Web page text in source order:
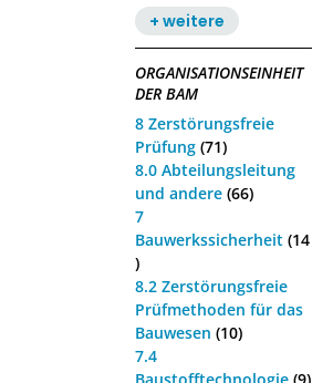
+ weitere
ORGANISATIONSEINHEIT
DER BAM
8 Zerstörungsfreie
Prüfung (71)
8.0 Abteilungsleitung
und andere (66)
7
Bauwerkssicherheit (14
)
8.2 Zerstörungsfreie
Prüfmethoden für das
Bauwesen (10)
7.4